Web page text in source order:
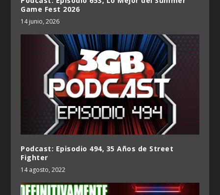
Game Fest 2026
14 junio, 2026
Podcast: Episodio 494, 35 Años de Street
Fighter
14 agosto, 2022